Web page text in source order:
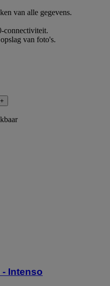
van alle gegevens.
connectiviteit.
van foto's.
+
Intenso